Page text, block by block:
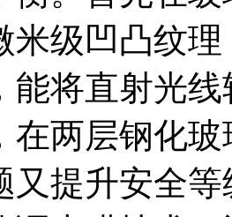
米级凹凸纹
能将直射光
在两层钢化
又提升安全